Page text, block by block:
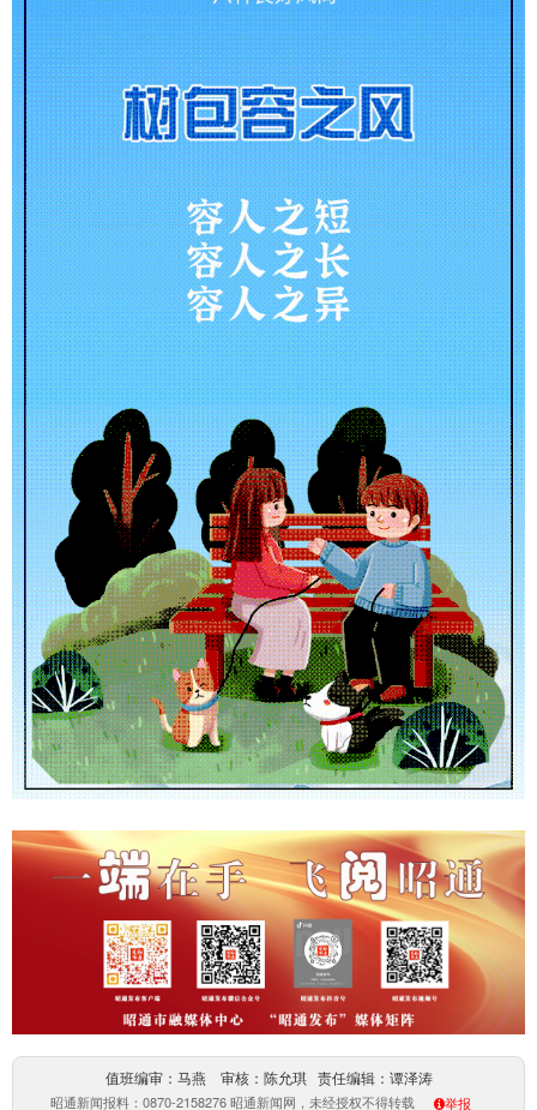
值班编审：马燕 审核：陈允琪 责任编辑：谭泽涛
昭通新闻报料：0870-2158276 昭通新闻网，未经授权不得转载 举报